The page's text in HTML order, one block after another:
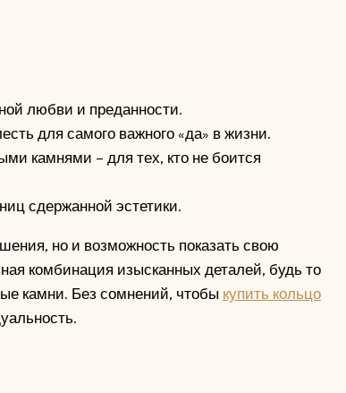
любви и преданности.
для самого важного «да» в жизни.
камнями – для тех, кто не боится
сдержанной эстетики.
но и возможность показать свою
комбинация изысканных деталей, будь то
камни. Без сомнений, чтобы купить кольцо